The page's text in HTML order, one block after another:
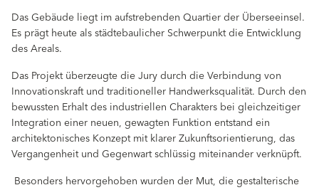
Das Gebäude liegt im aufstrebenden Quartier der Überseeinsel.
Es prägt heute als städtebaulicher Schwerpunkt die Entwicklung
des Areals.
Das Projekt überzeugte die Jury durch die Verbindung von
Innovationskraft und traditioneller Handwerksqualität. Durch den
bewussten Erhalt des industriellen Charakters bei gleichzeitiger
Integration einer neuen, gewagten Funktion entstand ein
architektonisches Konzept mit klarer Zukunftsorientierung, das
Vergangenheit und Gegenwart schlüssig miteinander verknüpft.
Besonders hervorgehoben wurden der Mut, die gestalterische